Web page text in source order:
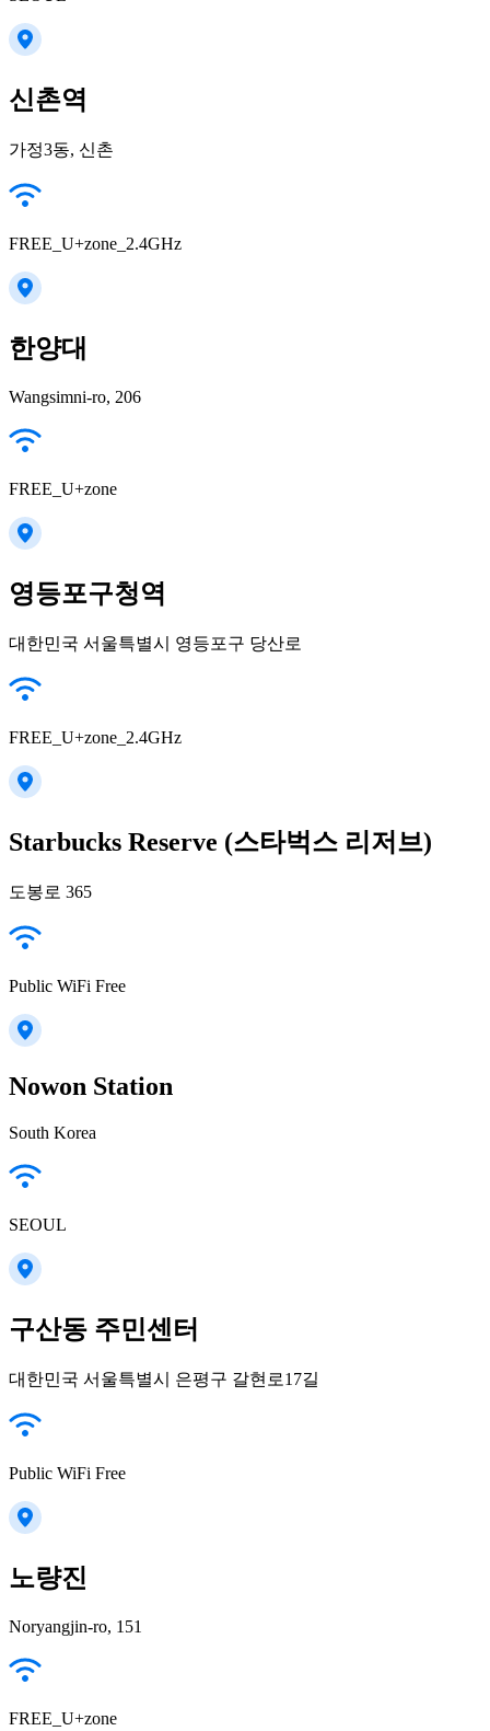
신촌역
가정3동, 신촌
FREE_U+zone_2.4GHz
한양대
Wangsimni-ro, 206
FREE_U+zone
영등포구청역
대한민국 서울특별시 영등포구 당산로
FREE_U+zone_2.4GHz
Starbucks Reserve (스타벅스 리저브)
도봉로 365
Public WiFi Free
Nowon Station
South Korea
SEOUL
구산동 주민센터
대한민국 서울특별시 은평구 갈현로17길
Public WiFi Free
노량진
Noryangjin-ro, 151
FREE_U+zone